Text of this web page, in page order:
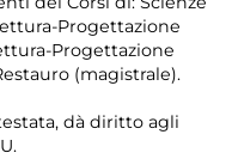
Progettazione
Progettazione
(magistrale).
dà diritto agli